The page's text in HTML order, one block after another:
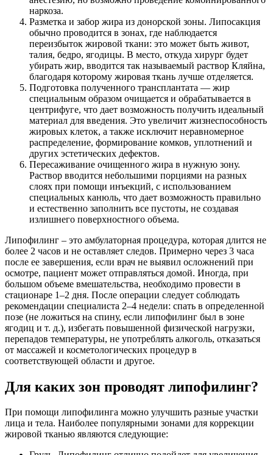
наркоза.
Разметка и забор жира из донорской зоны. Липосакция
обычно проводится в зонах, где наблюдается
переизбыток жировой ткани: это может быть живот,
талия, бедро, ягодицы. В место, откуда хирург будет
убирать жир, вводится так называемый раствор Кляйна,
благодаря которому жировая ткань лучше отделяется.
Подготовка полученного трансплантата — жир
специальным образом очищается и обрабатывается в
центрифуге, что дает возможность получить идеальный
материал для введения. Это увеличит жизнеспособность
жировых клеток, а также исключит неравномерное
распределение, формирование комков, уплотнений и
других эстетических дефектов.
Пересаживание очищенного жира в нужную зону.
Раствор вводится небольшими порциями на разных
слоях при помощи инъекций, с использованием
специальных канюль, что дает возможность правильно
и естественно заполнить все пустоты, не создавая
излишнего поверхностного объема.
Липофилинг – это амбулаторная процедура, которая длится не
более 2 часов и не оставляет следов. Примерно через 3 часа
после ее завершения, если врач не выявил осложнений при
осмотре, пациент может отправляться домой. Иногда, при
большом объеме вмешательства, необходимо провести в
стационаре 1–2 дня. После операции следует соблюдать
рекомендации специалиста 2–4 недели: спать в определенной
позе (не ложиться на спину, если липофилинг был в зоне
ягодиц и т. д.), избегать повышенной физической нагрузки,
перепадов температуры, не употреблять алкоголь, отказаться
от массажей и косметологических процедур в
соответствующей области и другое.
Для каких зон проводят липофилинг?
При помощи липофилинга можно улучшить разные участки
лица и тела. Наиболее популярными зонами для коррекции
жировой тканью являются следующие: